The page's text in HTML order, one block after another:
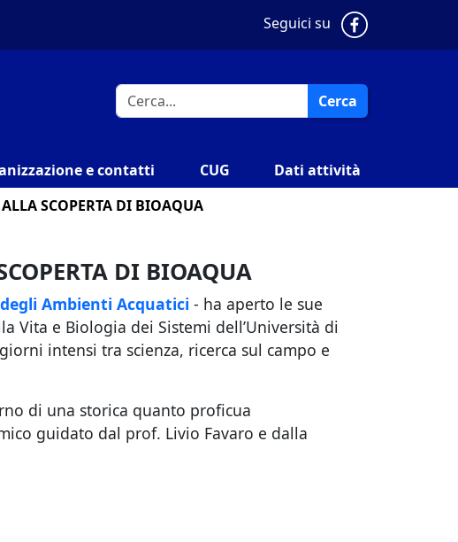
Seguici su Pagina
Cerca
e contatti CUG
Dati attività
SCOPERTA DI BIOAQUA
DI BIOAQUA
Ambienti Acquatici - ha aperto le sue
Vita e Biologia dei Sistemi dell’Università di
intensi tra scienza, ricerca sul campo e
di una storica quanto proficua
guidato dal prof. Livio Favaro e dalla